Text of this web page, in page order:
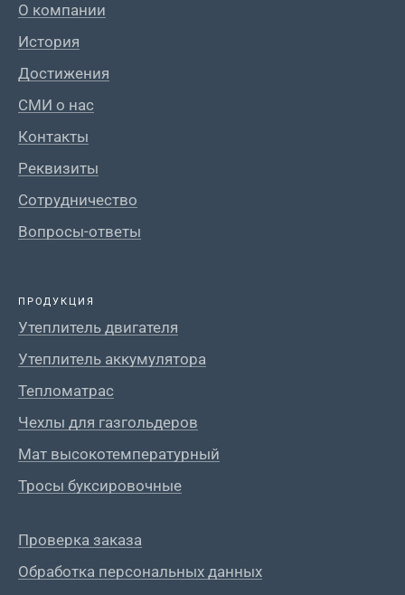
О компании
История
Достижения
СМИ о нас
Контакты
Реквизиты
Сотрудничество
Вопросы-ответы
ПРОДУКЦИЯ
Утеплитель двигателя
Утеплитель аккумулятора
Тепломатрас
Чехлы для газгольдеров
Мат высокотемпературный
Тросы буксировочные
Проверка заказа
Обработка персональных данных